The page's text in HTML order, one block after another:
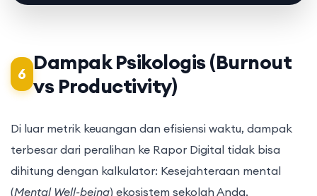
6 Dampak Psikologis (Burnout
vs Productivity)
Di luar metrik keuangan dan efisiensi waktu, dampak
terbesar dari peralihan ke Rapor Digital tidak bisa
dihitung dengan kalkulator: Kesejahteraan mental
(Mental Well-being) ekosistem sekolah Anda.